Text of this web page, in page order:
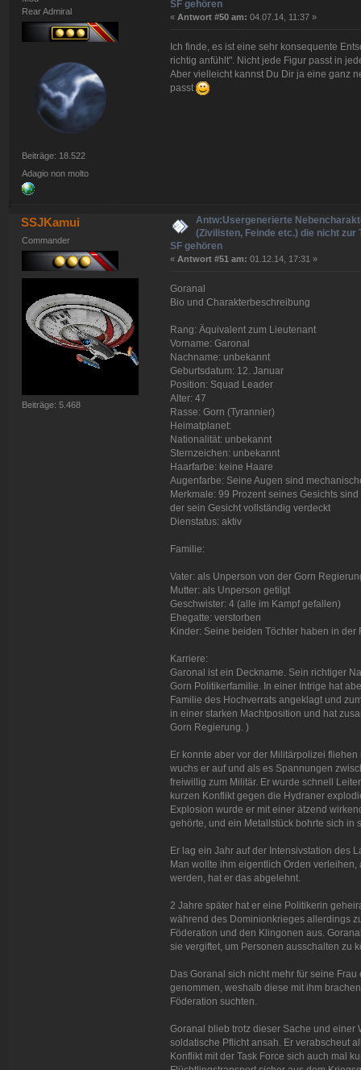
Rear Admiral
Beiträge: 18.522
Adagio non molto
SF gehören
« Antwort #50 am: 04.07.14, 11:37 »
Ich finde, es ist eine sehr konsequente
richtig anfühlt". Nicht jede Figur passt in
Aber vielleicht kannst Du Dir ja eine ganz
passt
SSJKamui
Commander
Beiträge: 5.468
Antw:Usergenerierte
(Zivilisten, Feinde etc.) die nicht zur
SF gehören
« Antwort #51 am: 01.12.14, 17:31 »
Goranal
Bio und Charakterbeschreibung
Rang: Äquivalent zum Lieutenant
Vorname: Garonal
Nachname: unbekannt
Geburtsdatum: 12. Januar
Position: Squad Leader
Alter: 47
Rasse: Gorn (Tyrannier)
Heimatplanet:
Nationalität: unbekannt
Sternzeichen: unbekannt
Haarfarbe: keine Haare
Augenfarbe: Seine Augen sind
Merkmale: 99 Prozent seines Gesichts
der sein Gesicht vollständig verdeckt
Dienstatus: aktiv
Familie:
Vater: als Unperson von der Gorn
Mutter: als Unperson getilgt
Geschwister: 4 (alle im Kampf gefallen)
Ehegatte: verstorben
Kinder: Seine beiden Töchter haben in der
Karriere:
Garonal ist ein Deckname. Sein richtiger
Gorn Politikerfamilie. In einer Intrige hat
Familie des Hochverrats angeklagt und
in einer starken Machtposition und hat
Gorn Regierung. )
Er konnte aber vor der Militärpolizei
wuchs er auf und als es Spannungen
freiwillig zum Militär. Er wurde schnell
kurzen Konflikt gegen die Hydraner
Explosion wurde er mit einer ätzend
gehörte, und ein Metallstück bohrte sich in
Er lag ein Jahr auf der Intensivstation des
Man wollte ihm eigentlich Orden
werden, hat er das abgelehnt.
2 Jahre später hat er eine Politikerin
während des Dominionkrieges allerdings
Föderation und den Klingonen aus.
sie vergiftet, um Personen ausschalten zu
Das Goranal sich nicht mehr für seine
genommen, weshalb diese mit ihm
Föderation suchten.
Goranal blieb trotz dieser Sache und einer
soldatische Pflicht ansah. Er verabscheut
Konflikt mit der Task Force sich auch mal